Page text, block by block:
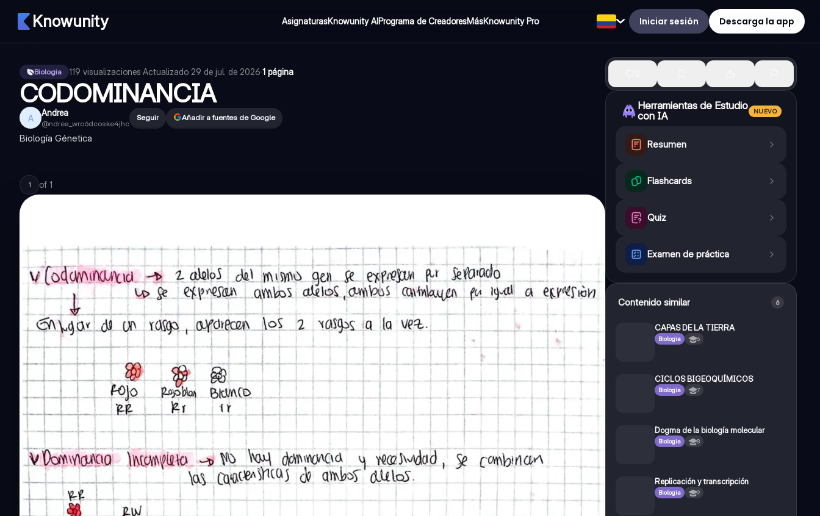
Knowunity AsignaturasKnowunity AIPrograma de CreadoresMásKnowunity Pro Iniciar sesión Descarga la app
Biologia 119 visualizaciones·Actualizado 29 de jul. de 2026·1 página
CODOMINANCIA
A Andrea
@ndrea_wro6dcoske4jhc
Seguir Añadir a fuentes de Google
Biología Génetica
1 of 1
Herramientas de Estudio
con IA
NUEVO
Resumen
Flashcards
Quiz
Examen de práctica
Contenido similar 6
CAPAS DE LA TIERRA
Biologia 6
CICLOS BIGEOQUÍMICOS
Biologia 7
Dogma de la biología molecular
Biologia 8
Replicación y transcripción
Biologia 9